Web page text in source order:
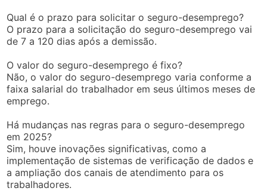
Qual é o prazo para solicitar o seguro-desemprego?
O prazo para a solicitação do seguro-desemprego vai
de 7 a 120 dias após a demissão.
O valor do seguro-desemprego é fixo?
Não, o valor do seguro-desemprego varia conforme a
faixa salarial do trabalhador em seus últimos meses de
emprego.
Há mudanças nas regras para o seguro-desemprego
em 2025?
Sim, houve inovações significativas, como a
implementação de sistemas de verificação de dados e
a ampliação dos canais de atendimento para os
trabalhadores.